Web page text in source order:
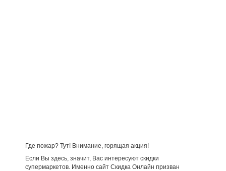
Где пожар? Тут! Внимание, горящая акция!
Если Вы здесь, значит, Вас интересуют скидки
супермаркетов. Именно сайт Скидка Онлайн призван